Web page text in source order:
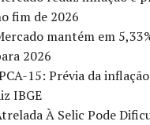
fim de 2026
mantém em
2026
15: Prévia da
IBGE
À Selic Pode